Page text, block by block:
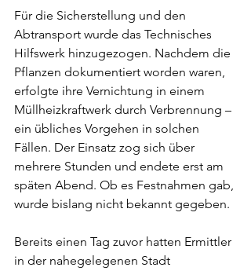
Für die Sicherstellung und den
Abtransport wurde das Technisches
Hilfswerk hinzugezogen. Nachdem die
Pflanzen dokumentiert worden waren,
erfolgte ihre Vernichtung in einem
Müllheizkraftwerk durch Verbrennung –
ein übliches Vorgehen in solchen
Fällen. Der Einsatz zog sich über
mehrere Stunden und endete erst am
späten Abend. Ob es Festnahmen gab,
wurde bislang nicht bekannt gegeben.
Bereits einen Tag zuvor hatten Ermittler
in der nahegelegenen Stadt